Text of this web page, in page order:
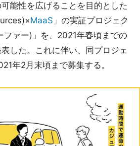
能性を広げることを目的とした
MaaS 」の実証プロジェク
ファー)」を、2021年春頃までの
した。これに伴い、同プロジェ
年2月末頃まで募集する。